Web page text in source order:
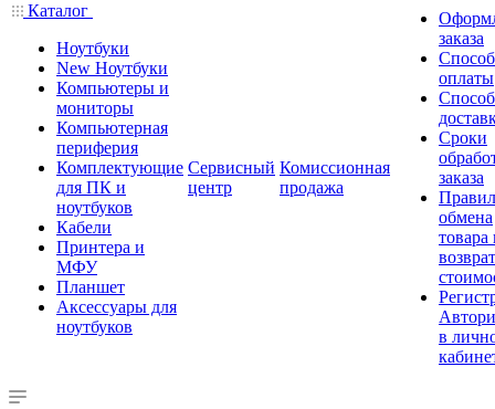
Каталог
Ноутбуки
New Ноутбуки
Компьютеры и
мониторы
Компьютерная
периферия
Комплектующие
для ПК и
ноутбуков
Кабели
Принтера и
МФУ
Планшет
Аксессуары для
ноутбуков
Сервисный
центр
Комиссионная
продажа
заказа
оплаты
Сроки
заказа
обмена
товара
в